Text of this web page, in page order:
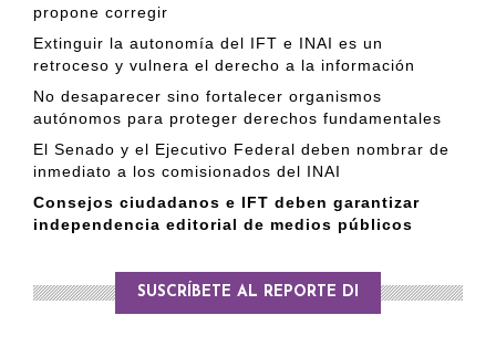
propone corregir
Extinguir la autonomía del IFT e INAI es un
retroceso y vulnera el derecho a la información
No desaparecer sino fortalecer organismos
autónomos para proteger derechos fundamentales
El Senado y el Ejecutivo Federal deben nombrar de
inmediato a los comisionados del INAI
Consejos ciudadanos e IFT deben garantizar
independencia editorial de medios públicos
SUSCRÍBETE AL REPORTE DI